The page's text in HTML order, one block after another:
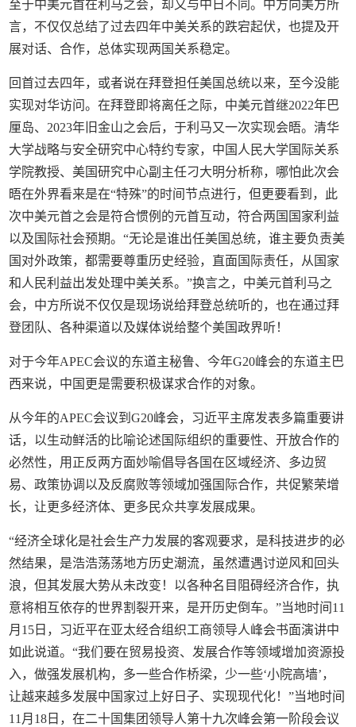
至于中美元首在利马之会，却又与中日不同。中方向美方所
言，不仅仅总结了过去四年中美关系的跌宕起伏，也提及开
展对话、合作，总体实现两国关系稳定。
回首过去四年，或者说在拜登担任美国总统以来，至今没能
实现对华访问。在拜登即将离任之际，中美元首继2022年巴
厘岛、2023年旧金山之会后，于利马又一次实现会晤。清华
大学战略与安全研究中心特约专家，中国人民大学国际关系
学院教授、美国研究中心副主任刁大明分析称，哪怕此次会
晤在外界看来是在“特殊”的时间节点进行，但更要看到，此
次中美元首之会是符合惯例的元首互动，符合两国国家利益
以及国际社会预期。“无论是谁出任美国总统，谁主要负责美
国对外政策，都需要尊重历史经验，直面国际责任，从国家
和人民利益出发处理中美关系。”换言之，中美元首利马之
会，中方所说不仅仅是现场说给拜登总统听的，也在通过拜
登团队、各种渠道以及媒体说给整个美国政界听！
对于今年APEC会议的东道主秘鲁、今年G20峰会的东道主巴
西来说，中国更是需要积极谋求合作的对象。
从今年的APEC会议到G20峰会，习近平主席发表多篇重要讲
话，以生动鲜活的比喻论述国际组织的重要性、开放合作的
必然性，用正反两方面妙喻倡导各国在区域经济、多边贸
易、政策协调以及反腐败等领域加强国际合作，共促繁荣增
长，让更多经济体、更多民众共享发展成果。
“经济全球化是社会生产力发展的客观要求，是科技进步的必
然结果，是浩浩荡荡地方历史潮流，虽然遭遇讨逆风和回头
浪，但其发展大势从未改变！以各种名目阻碍经济合作，执
意将相互依存的世界割裂开来，是开历史倒车。”当地时间11
月15日，习近平在亚太经合组织工商领导人峰会书面演讲中
如此说道。“我们要在贸易投资、发展合作等领域增加资源投
入，做强发展机构，多一些合作桥梁，少一些‘小院高墙’，
让越来越多发展中国家过上好日子、实现现代化！”当地时间
11月18日，在二十国集团领导人第十九次峰会第一阶段会议